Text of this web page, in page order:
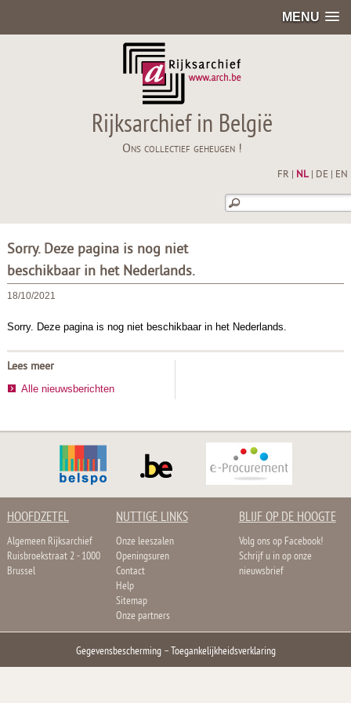
MENU
Rijksarchief in België
Ons collectief geheugen !
FR NL| DE EN
Sorry. Deze pagina is nog niet
beschikbaar in het Nederlands.
18/10/2021
Sorry. Deze pagina is nog niet beschikbaar in het Nederlands.
Lees meer
Alle nieuwsberichten
HOOFDZETEL
Algemeen Rijksarchief
Ruisbroekstraat 2 - 1000
Brussel
NUTTIGE LINKS
Onze leeszalen
Openingsuren
Contact
Help
Sitemap
Onze partners
BLIJF OP DE HOOGTE
Volg ons op Facebook!
Schrijf u in op onze
nieuwsbrief
Gegevensbescherming–Toegankelijkheidsverklaring